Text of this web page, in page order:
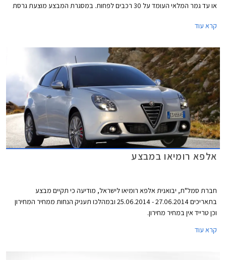
או עד גמר המלאי העומד על 30 רכבים לפחות. במסגרת המבצע מוצעת גרסת
10,000 ₪ ממחיר המחירון העומד על 154,900 ₪.
קרא עוד
אלפא רומיאו במבצע
חברת סמל"ת, יבואנית אלפא רומיאו לישראל, מודיעה כי תקיים מבצע
בתאריכים 27.06.2014 - 25.06.2014 ובמהלכו תעניק הנחות ממחיר המחירון
וכן טרייד אין במחיר מחירון.
קרא עוד